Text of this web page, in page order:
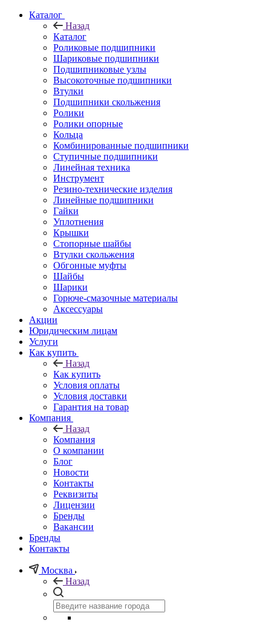
Каталог
Назад
Каталог
Роликовые подшипники
Шариковые подшипники
Подшипниковые узлы
Высокоточные подшипники
Втулки
Подшипники скольжения
Ролики
Ролики опорные
Кольца
Комбинированные подшипники
Ступичные подшипники
Линейная техника
Инструмент
Резино-технические изделия
Линейные подшипники
Гайки
Уплотнения
Крышки
Стопорные шайбы
Втулки скольжения
Обгонные муфты
Шайбы
Шарики
Горюче-смазочные материалы
Аксессуары
Акции
Юридическим лицам
Услуги
Как купить
Назад
Как купить
Условия оплаты
Условия доставки
Гарантия на товар
Компания
Назад
Компания
О компании
Блог
Новости
Контакты
Реквизиты
Лицензии
Бренды
Вакансии
Бренды
Контакты
Москва
Назад